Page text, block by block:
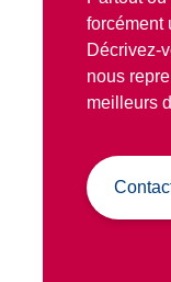
forcément
Décrivez-
nous
meilleurs